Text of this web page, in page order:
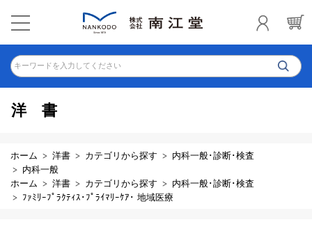
キーワードを入力してください
洋書
ホーム 洋書 カテゴリから探す
内科一般･診断･検査
内科一般
ホーム
洋書 カテゴリから探す
内科一般･診断･検査
ﾌｧﾐﾘｰﾌﾟﾗｸﾃｨｽ･ﾌﾟﾗｲﾏﾘｰｹｱ･ 地域医療